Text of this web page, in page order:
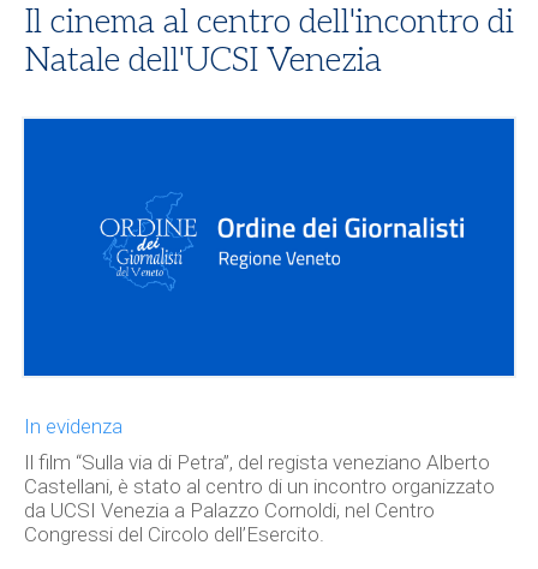
Il cinema al centro dell'incontro di
Natale dell'UCSI Venezia
In evidenza
Il film “Sulla via di Petra”, del regista veneziano Alberto
Castellani, è stato al centro di un incontro organizzato
da UCSI Venezia a Palazzo Cornoldi, nel Centro
Congressi del Circolo dell’Esercito.